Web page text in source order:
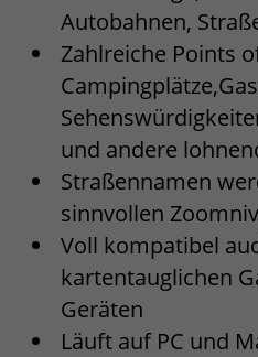
Autobahnen,
Zahlreiche Points
und andere
Straßennamen
sinnvollen
Voll kompatibel
kartentauglichen
Geräten
Läuft auf PC und